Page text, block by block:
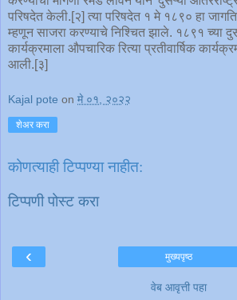
परिषदेत केली.[२] त्या परिषदेत १ मे १८९० हा
म्हणून साजरा करण्याचे निश्चित झाले. १८९१ च्या
कार्यक्रमाला औपचारिक रित्या प्रतीवार्षिक
आली.[३]
Kajal pote on मे ०१, २०२२
शेअर करा
कोणत्याही टिप्पण्‍या नाहीत:
टिप्पणी पोस्ट करा
‹ मुख्यपृष्ठ
वेब आवृत्ती पहा